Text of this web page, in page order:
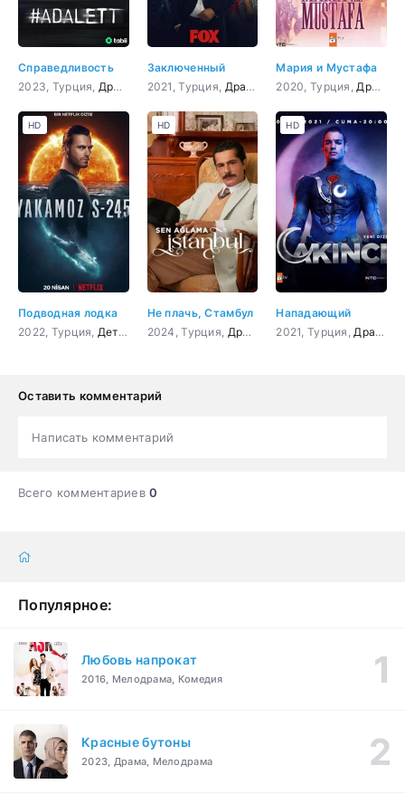
Справедливость
2023, Турция, Драма Криминал
Заключенный
2021, Турция, Драма Криминал
Мария и Мустафа
2020, Турция, Драма
Подводная лодка
2022, Турция, Детектив ,Драма,Триллер,Боевик,Фантастика
HD
Не плачь, Стамбул
2024, Турция, Драма Мелодрама
HD
Нападающий
2021, Турция, Драма
HD
Оставить комментарий
Написать комментарий
Всего комментариев0
Популярное:
Любовь напрокат
2016, Мелодрама, Комедия
Красные бутоны
2023, Драма, Мелодрама